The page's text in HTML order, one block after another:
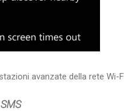
avanzate della rete Wi-